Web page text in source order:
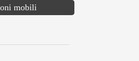
mobili